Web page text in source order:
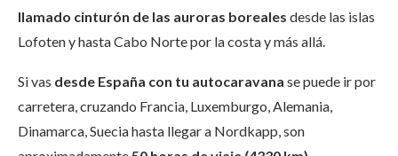
llamado cinturón de las auroras boreales desde las islas
Lofoten y hasta Cabo Norte por la costa y más allá.
Si vas desde España con tu autocaravana se puede ir por
carretera, cruzando Francia, Luxemburgo, Alemania,
Dinamarca, Suecia hasta llegar a Nordkapp, son